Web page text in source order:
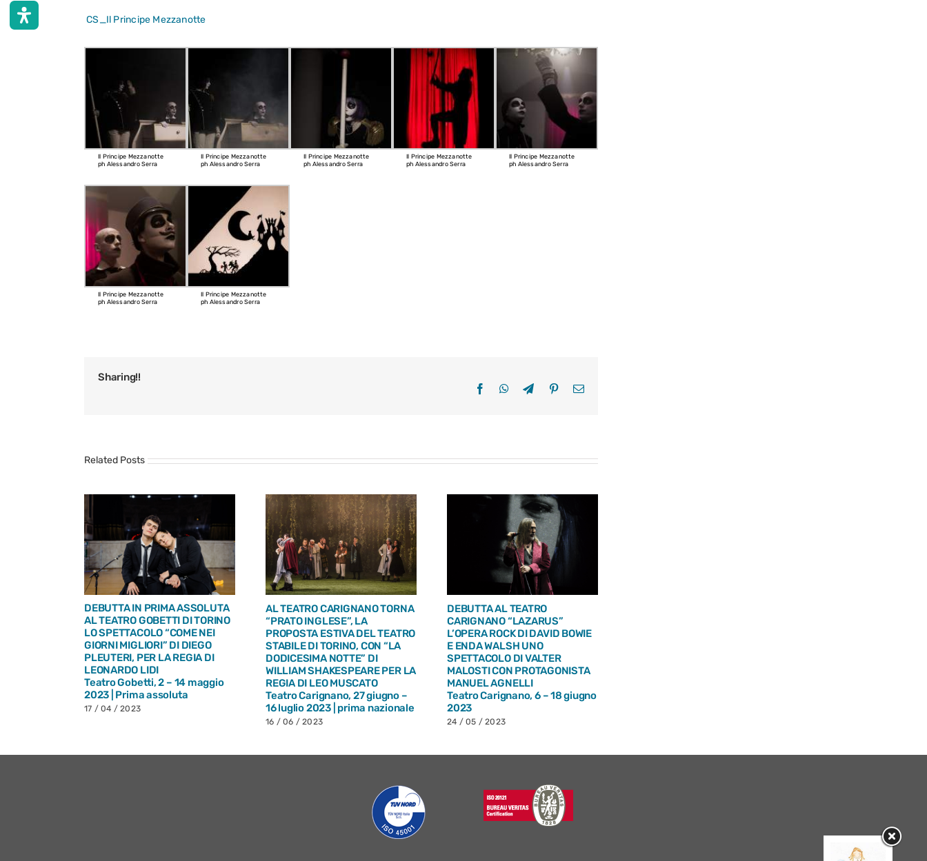
CS_Il Principe Mezzanotte
Il Principe Mezzanotte
ph Alessandro Serra
Il Principe Mezzanotte
ph Alessandro Serra
Il Principe Mezzanotte
ph Alessandro Serra
Il Principe Mezzanotte
ph Alessandro Serra
Il Principe Mezzanotte
ph Alessandro Serra
Il Principe Mezzanotte
ph Alessandro Serra
Il Principe Mezzanotte
ph Alessandro Serra
Sharing!!
FacebookWhatsApp
TelegramPinterestEmail
Related Posts
DEBUTTA IN PRIMA ASSOLUTA
AL TEATRO GOBETTI DI TORINO
LO SPETTACOLO “COME NEI
GIORNI MIGLIORI” DI DIEGO
PLEUTERI, PER LA REGIA DI
LEONARDO LIDI
Teatro Gobetti, 2 – 14 maggio
2023 | Prima assoluta
17 / 04 / 2023
AL TEATRO CARIGNANO TORNA
“PRATO INGLESE”, LA
PROPOSTA ESTIVA DEL TEATRO
STABILE DI TORINO, CON “LA
DODICESIMA NOTTE” DI
WILLIAM SHAKESPEARE PER LA
REGIA DI LEO MUSCATO
Teatro Carignano, 27 giugno –
16 luglio 2023 | prima nazionale
16 / 06 / 2023
DEBUTTA AL TEATRO
CARIGNANO “LAZARUS”
L’OPERA ROCK DI DAVID BOWIE
E ENDA WALSH UNO
SPETTACOLO DI VALTER
MALOSTI CON PROTAGONISTA
MANUEL AGNELLI
Teatro Carignano, 6 – 18 giugno
2023
24 / 05 / 2023